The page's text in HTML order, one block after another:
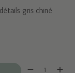
gris chiné
Quantité: